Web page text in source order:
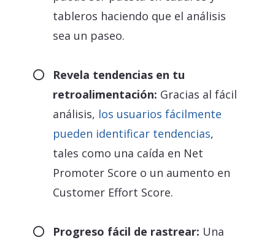
tableros haciendo que el análisis
sea un paseo.
Revela tendencias en tu
retroalimentación: Gracias al fácil
análisis, los usuarios fácilmente
pueden identificar tendencias,
tales como una caída en Net
Promoter Score o un aumento en
Customer Effort Score.
Progreso fácil de rastrear: Una